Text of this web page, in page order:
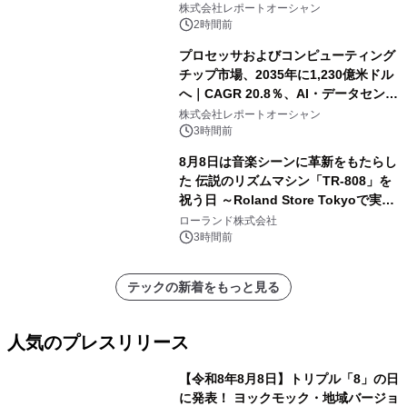
株式会社レポートオーシャン
2時間前
プロセッサおよびコンピューティング
チップ市場、2035年に1,230億米ドル
へ｜CAGR 20.8％、AI・データセンタ
ー需要が成長を牽引
株式会社レポートオーシャン
3時間前
8月8日は音楽シーンに革新をもたらし
た 伝説のリズムマシン「TR-808」を
祝う日 ～Roland Store Tokyoで実機
を展示しての 記念キャンペーンを開
催 英国ラジオ「NTS」の 特別プログ
アーティストを フィーチャーしたアニ
メーションを公開～
ローランド株式会社
3時間前
テックの新着をもっと見る
人気のプレスリリース
【令和8年8月8日】トリプル「8」の日
に発表！ ヨックモック・地域バージョ